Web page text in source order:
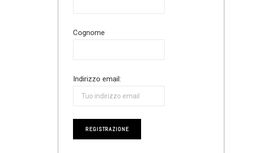
Cognome
Indirizzo email: